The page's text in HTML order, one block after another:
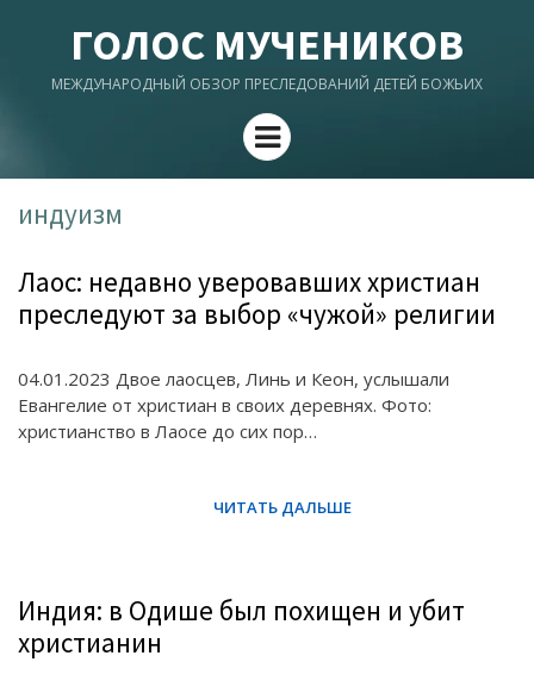
ГОЛОС МУЧЕНИКОВ
МЕЖДУНАРОДНЫЙ ОБЗОР ПРЕСЛЕДОВАНИЙ ДЕТЕЙ БОЖЬИХ
Menu
индуизм
Лаос: недавно уверовавших христиан
преследуют за выбор «чужой» религии
04.01.2023 Двое лаосцев, Линь и Кеон, услышали
Евангелие от христиан в своих деревнях. Фото:
христианство в Лаосе до сих пор…
Индия: в Одише был похищен и убит
христианин